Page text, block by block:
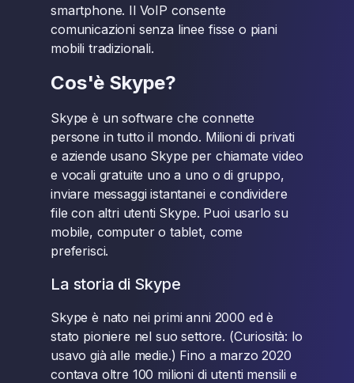
smartphone. Il VoIP consente
comunicazioni senza linee fisse o piani
mobili tradizionali.
Cos'è Skype?
Skype è un software che connette
persone in tutto il mondo. Milioni di privati
e aziende usano Skype per chiamate video
e vocali gratuite uno a uno o di gruppo,
inviare messaggi istantanei e condividere
file con altri utenti Skype. Puoi usarlo su
mobile, computer o tablet, come
preferisci.
La storia di Skype
Skype è nato nei primi anni 2000 ed è
stato pioniere nel suo settore. (Curiosità: lo
usavo già alle medie.) Fino a marzo 2020
contava oltre 100 milioni di utenti mensili e